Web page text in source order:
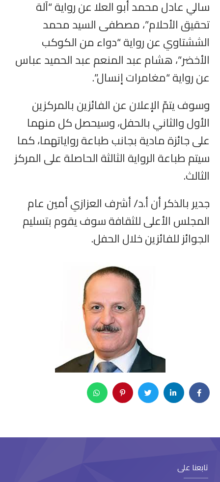
سالي عادل محمد أبو العلا عن رواية “آلة
تحقيق الأحلام”، مصطفى السيد محمد
الششتاوي عن رواية “دواء من الكوكب
الأخضر”، هشام عبد المنعم عبد الحميد عباس
عن رواية “مغامرات إنسال”.
وسوف يتمّ الإعلان عن الفائزين بالمركزين
الأول والثاني بالحفل، وسيحصل كل منهما
على جائزة مادية بجانب طباعة رواياتهما، كما
سيتم طباعة الرواية الثالثة الحاصلة على المركز
الثالث.
جدير بالذكر أن أ.د/ أشرف العزازي أمين عام
المجلس الأعلى للثقافة سوف يقوم بتسليم
الجوائز للفائزين خلال الحفل.
تابعنا على